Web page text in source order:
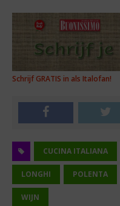
Schrijf GRATIS in als Italofan!
CUCINA ITALIANA
LONGHI POLENTA
WIJN